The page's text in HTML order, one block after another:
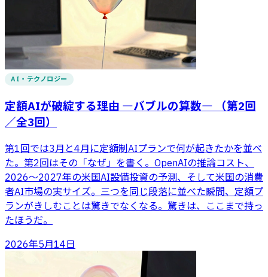
AI・テクノロジー
定額AIが破綻する理由 ―バブルの算数― （第2回
／全3回）
第1回では3月と4月に定額制AIプランで何が起きたかを並べ
た。第2回はその「なぜ」を書く。OpenAIの推論コスト、
2026〜2027年の米国AI設備投資の予測、そして米国の消費
者AI市場の実サイズ。三つを同じ段落に並べた瞬間、定額プ
ランがきしむことは驚きでなくなる。驚きは、ここまで持っ
たほうだ。
2026年5月14日